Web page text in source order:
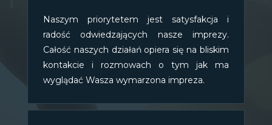
Naszym priorytetem jest satysfakcja i
radość odwiedzających nasze imprezy.
Całość naszych działań opiera się na bliskim
kontakcie i rozmowach o tym jak ma
wyglądać Wasza wymarzona impreza.